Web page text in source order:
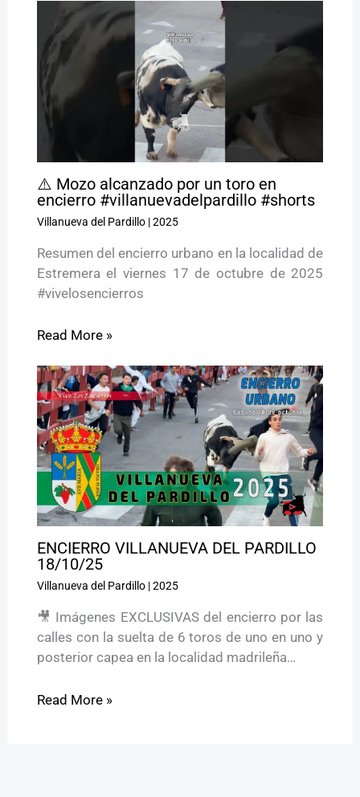
⚠️ Mozo alcanzado por un toro en
encierro #villanuevadelpardillo #shorts
Villanueva del Pardillo|2025
Resumen del encierro urbano en la localidad de
Estremera el viernes 17 de octubre de 2025
#vivelosencierros
Read More »
ENCIERRO VILLANUEVA DEL PARDILLO
18/10/25
Villanueva del Pardillo|2025
🎥 Imágenes EXCLUSIVAS del encierro por las
calles con la suelta de 6 toros de uno en uno y
posterior capea en la localidad madrileña…
Read More »